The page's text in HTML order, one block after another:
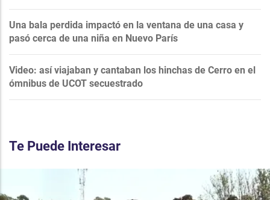
Una bala perdida impactó en la ventana de una casa y
pasó cerca de una niña en Nuevo París
Video: así viajaban y cantaban los hinchas de Cerro en el
ómnibus de UCOT secuestrado
Te Puede Interesar